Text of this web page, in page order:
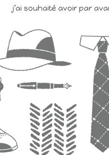
j’ai souhaité avoir par